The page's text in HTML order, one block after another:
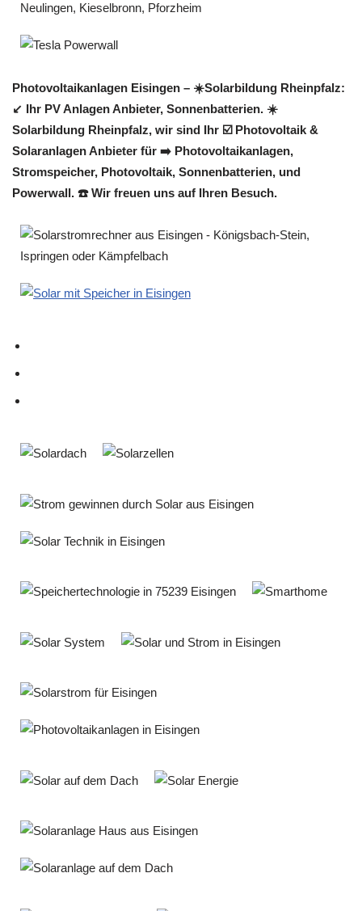
Photovoltaikanlagen Eisingen – ☀️Solarbildung Rheinpfalz:
↙️ Ihr PV Anlagen Anbieter, Sonnenbatterien. ☀️
Solarbildung Rheinpfalz, wir sind Ihr ☑️ Photovoltaik &
Solaranlagen Anbieter für ➡️ Photovoltaikanlagen,
Stromspeicher, Photovoltaik, Sonnenbatterien, und
Powerwall. ☎️ Wir freuen uns auf Ihren Besuch.